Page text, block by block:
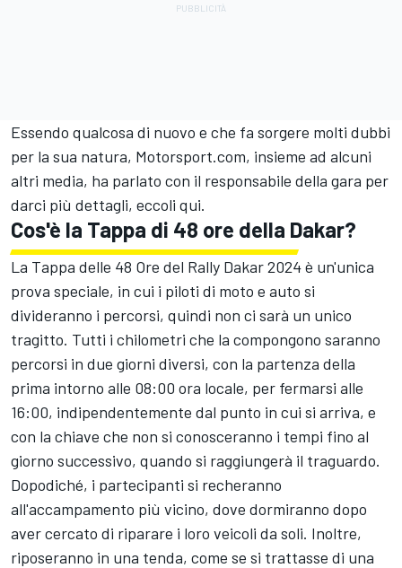
Essendo qualcosa di nuovo e che fa sorgere molti dubbi
per la sua natura, Motorsport.com, insieme ad alcuni
altri media, ha parlato con il responsabile della gara per
darci più dettagli, eccoli qui.
Cos'è la Tappa di 48 ore della Dakar?
La Tappa delle 48 Ore del Rally Dakar 2024 è un'unica
prova speciale, in cui i piloti di moto e auto si
divideranno i percorsi, quindi non ci sarà un unico
tragitto. Tutti i chilometri che la compongono saranno
percorsi in due giorni diversi, con la partenza della
prima intorno alle 08:00 ora locale, per fermarsi alle
16:00, indipendentemente dal punto in cui si arriva, e
con la chiave che non si conosceranno i tempi fino al
giorno successivo, quando si raggiungerà il traguardo.
Dopodiché, i partecipanti si recheranno
all'accampamento più vicino, dove dormiranno dopo
aver cercato di riparare i loro veicoli da soli. Inoltre,
riposeranno in una tenda, come se si trattasse di una